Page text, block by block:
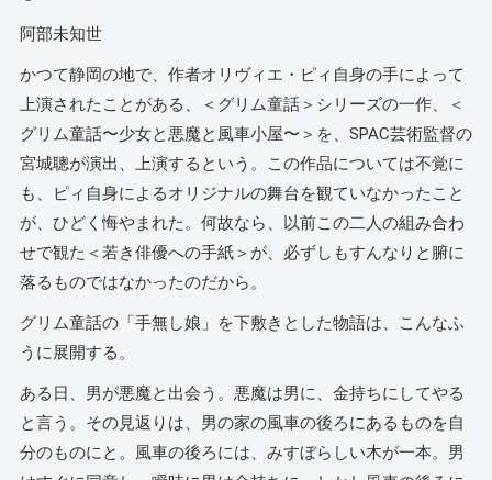
阿部未知世
かつて静岡の地で、作者オリヴィエ・ピィ自身の手によって
上演されたことがある、＜グリム童話＞シリーズの一作、＜
グリム童話〜少女と悪魔と風車小屋〜＞を、SPAC芸術監督の
宮城聰が演出、上演するという。この作品については不覚に
も、ピィ自身によるオリジナルの舞台を観ていなかったこと
が、ひどく悔やまれた。何故なら、以前この二人の組み合わ
せで観た＜若き俳優への手紙＞が、必ずしもすんなりと腑に
落るものではなかったのだから。
グリム童話の「手無し娘」を下敷きとした物語は、こんなふ
うに展開する。
ある日、男が悪魔と出会う。悪魔は男に、金持ちにしてやる
と言う。その見返りは、男の家の風車の後ろにあるものを自
分のものにと。風車の後ろには、みすぼらしい木が一本。男